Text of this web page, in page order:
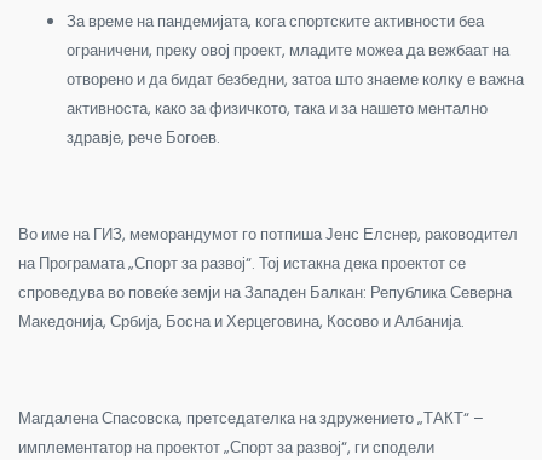
За време на пандемијата, кога спортските активности беа
ограничени, преку овој проект, младите можеа да вежбаат на
отворено и да бидат безбедни, затоа што знаеме колку е важна
активноста, како за физичкото, така и за нашето ментално
здравје, рече Богоев.
Во име на ГИЗ, меморандумот го потпиша Јенс Елснер, раководител
на Програмата „Спорт за развој“. Тој истакна дека проектот се
спроведува во повеќе земји на Западен Балкан: Република Северна
Македонија, Србија, Босна и Херцеговина, Косово и Албанија.
Магдалена Спасовска, претседателка на здружението „ТАКТ“ –
имплементатор на проектот „Спорт за развој“, ги сподели